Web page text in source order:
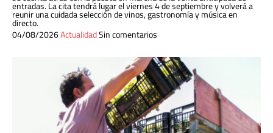
entradas. La cita tendrá lugar el viernes 4 de septiembre y volverá a
reunir una cuidada selección de vinos, gastronomía y música en
directo.
04/08/2026ActualidadSin comentarios